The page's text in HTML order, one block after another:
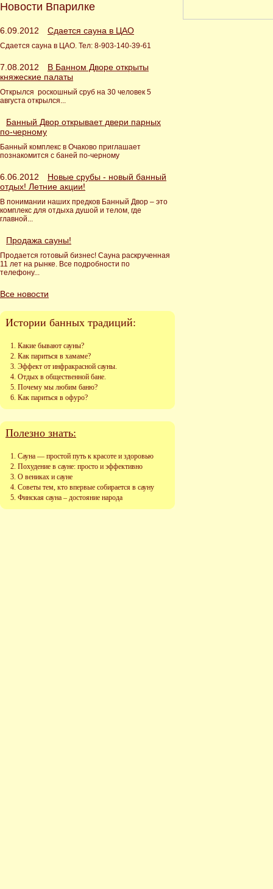
Новости Впарилке
6.09.2012 Сдается сауна в ЦАО
Сдается сауна в ЦАО. Тел: 8-903-140-39-61
7.08.2012
В Банном Дворе открыты
княжеские палаты
Открылся роскошный сруб на 30 человек 5
августа открылся...
Банный Двор открывает двери парных
по-черному
Банный комплекс в Очаково приглашает
познакомится с баней по-черному
6.06.2012
Новые срубы - новый банный
отдых! Летние акции!
В понимании наших предков Банный Двор – это
комплекс для отдыха душой и телом, где
главной...
Продажа сауны!
Продается готовый бизнес! Сауна раскрученная
11 лет на рынке. Все подробности по
телефону...
Все новости
Истории банных традиций:
Какие бывают сауны?
Как париться в хамаме?
Эффект от инфракрасной сауны.
Отдых в общественной бане.
Почему мы любим баню?
Как париться в офуро?
Полезно знать:
Сауна — простой путь к красоте и здоровью
Похудение в сауне: просто и эффективно
О вениках и сауне
Советы тем, кто впервые собирается в сауну
Финская сауна – достояние народа